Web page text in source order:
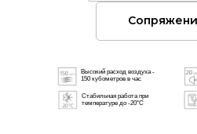
Высокий расход воздуха -
150 кубометров в час
Стабильная работа при
температуре до -20°C